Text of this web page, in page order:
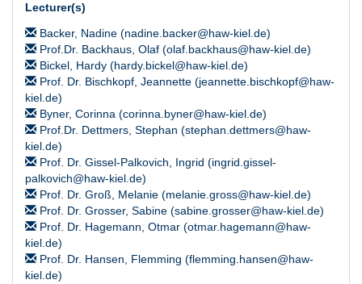
Lecturer(s)
Backer, Nadine (nadine.backer@haw-kiel.de)
Prof.Dr. Backhaus, Olaf (olaf.backhaus@haw-kiel.de)
Bickel, Hardy (hardy.bickel@haw-kiel.de)
Prof. Dr. Bischkopf, Jeannette (jeannette.bischkopf@haw-
kiel.de)
Byner, Corinna (corinna.byner@haw-kiel.de)
Prof.Dr. Dettmers, Stephan (stephan.dettmers@haw-
kiel.de)
Prof. Dr. Gissel-Palkovich, Ingrid (ingrid.gissel-
palkovich@haw-kiel.de)
Prof. Dr. Groß, Melanie (melanie.gross@haw-kiel.de)
Prof. Dr. Grosser, Sabine (sabine.grosser@haw-kiel.de)
Prof. Dr. Hagemann, Otmar (otmar.hagemann@haw-
kiel.de)
Prof. Dr. Hansen, Flemming (flemming.hansen@haw-
kiel.de)